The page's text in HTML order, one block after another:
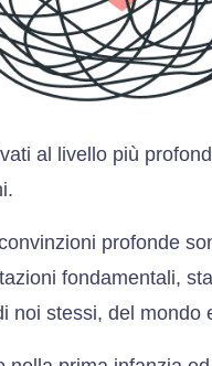
al livello più
profonde
fondamentali,
noi stessi, del mondo